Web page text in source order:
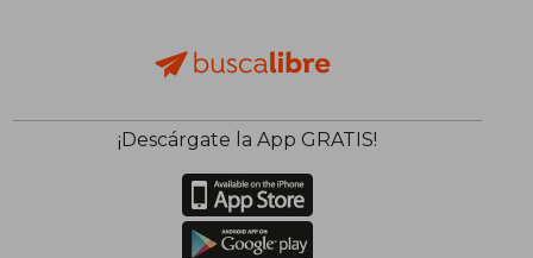
¡Descárgate la App GRATIS!